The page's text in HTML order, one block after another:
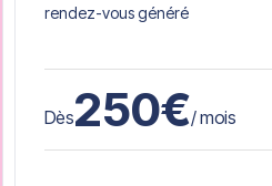
rendez-vous généré
Dès250€/ mois